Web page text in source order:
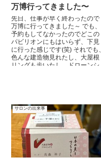
万博行ってきました〜
先日、仕事が早く終わったので
万博に行ってきました～ でも、
予約もしてなかったのでどこの
パビリオンにもはいらず、下見
に行った感じです(笑) それでも、
色んな建造物見れたし、大屋根
リングも歩いたし、ドローンシ
サロンの出来事